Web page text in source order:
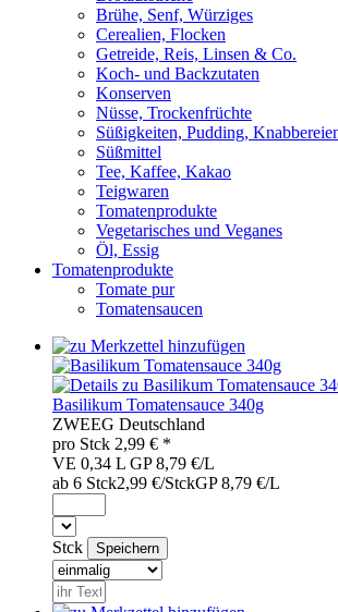
Brühe, Senf, Würziges
Cerealien, Flocken
Getreide, Reis, Linsen & Co.
Koch- und Backzutaten
Konserven
Nüsse, Trockenfrüchte
Süßigkeiten, Pudding,
Süßmittel
Tee, Kaffee, Kakao
Teigwaren
Tomatenprodukte
Vegetarisches und Veganes
Öl, Essig
Tomatenprodukte
Tomate pur
Tomatensaucen
Basilikum Tomatensauce 340g
ZWEEG Deutschland
pro Stck 2,99 € *
VE 0,34 L GP 8,79 €/L
ab 6 Stck2,99 €/StckGP 8,79 €/L
Stck